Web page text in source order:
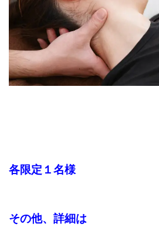
各限定１名様
その他、詳細は